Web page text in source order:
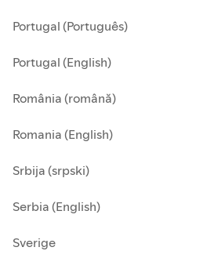
Portugal (Português)
Portugal (English)
România (română)
Romania (English)
Srbija (srpski)
Serbia (English)
Sverige